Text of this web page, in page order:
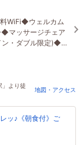
WiFi◆ウェルカム
マッサージチェア
・ダブル限定)◆コ
」より徒
地図・アクセス
ッ♪《朝食付》ご